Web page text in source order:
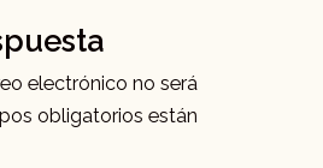
electrónico no será
obligatorios están